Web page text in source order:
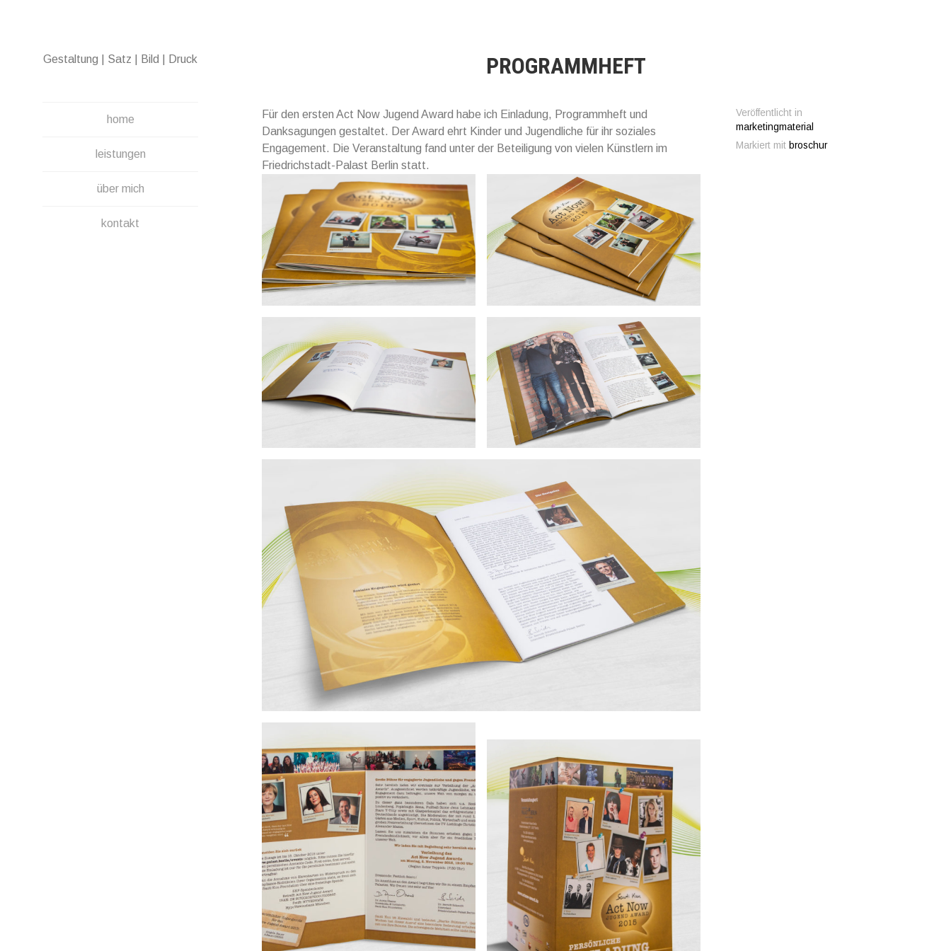
Gestaltung | Satz | Bild | Druck
home
leistungen
über mich
kontakt
PROGRAMMHEFT
Für den ersten Act Now Jugend Award habe ich Einladung, Programmheft und
Danksagungen gestaltet. Der Award ehrt Kinder und Jugendliche für ihr soziales
Engagement. Die Veranstaltung fand unter der Beteiligung von vielen Künstlern im
Friedrichstadt-Palast Berlin statt.
Veröffentlicht in
marketingmaterial
Markiert mit broschur